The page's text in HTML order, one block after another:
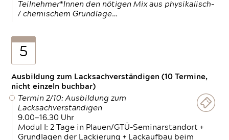
Teilnehmer*Innen den nötigen Mix aus physikalisch-
/ chemischem Grundlage…
5
Ausbildung zum Lacksachverständigen (10 Termine,
nicht einzeln buchbar)
Termin 2/10: Ausbildung zum
Lacksachverständigen
9.00—16.30 Uhr
Modul I: 2 Tage in Plauen/GTÜ-Seminarstandort +
Grundlagen der Lackierung + Lackaufbau beim